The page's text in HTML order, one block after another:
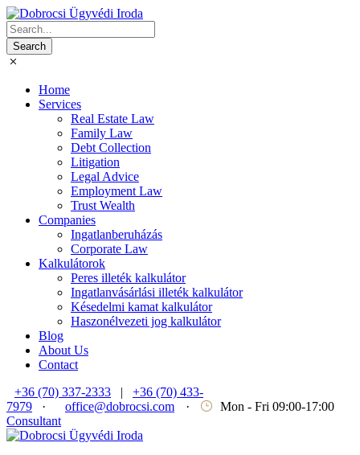
Home
Services
Real Estate Law
Family Law
Debt Collection
Litigation
Legal Advice
Employment Law
Trust Wealth
Companies
Ingatlanberuházás
Corporate Law
Kalkulátorok
Peres illeték kalkulátor
Ingatlanvásárlási illeték kalkulátor
Késedelmi kamat kalkulátor
Haszonélvezeti jog kalkulátor
Blog
About Us
Contact
+36 (70) 337-2333
|
+36 (70) 433-
7979
· office@dobrocsi.com ·
Mon - Fri 09:00-17:00
Consultant